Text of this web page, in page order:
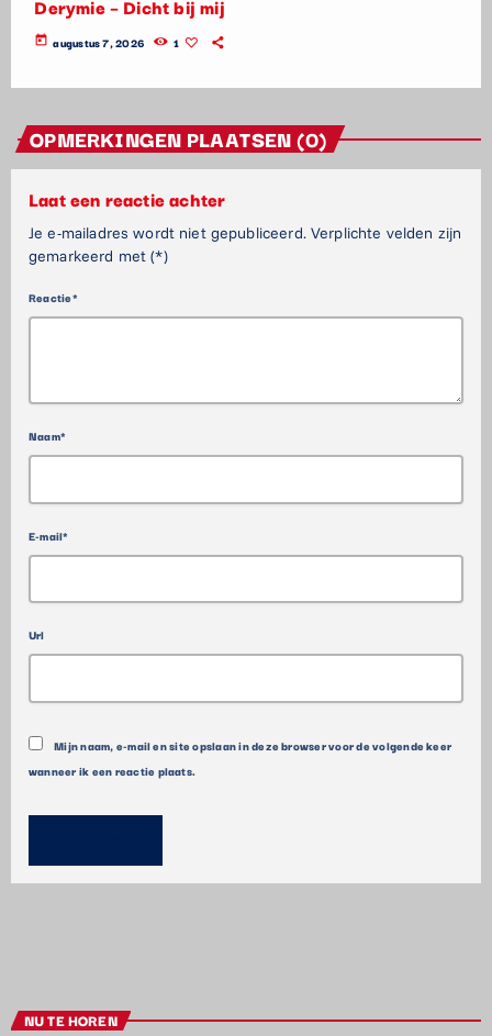
Derymie – Dicht bij mij
today augustus 7, 2026 1
OPMERKINGEN PLAATSEN (0)
Laat een reactie achter
Je e-mailadres wordt niet gepubliceerd. Verplichte velden zijn
gemarkeerd met (*)
Reactie*
Naam*
E-mail*
Url
Mijn naam, e-mail en site opslaan in deze browser voor de volgende keer
wanneer ik een reactie plaats.
NU TE HOREN